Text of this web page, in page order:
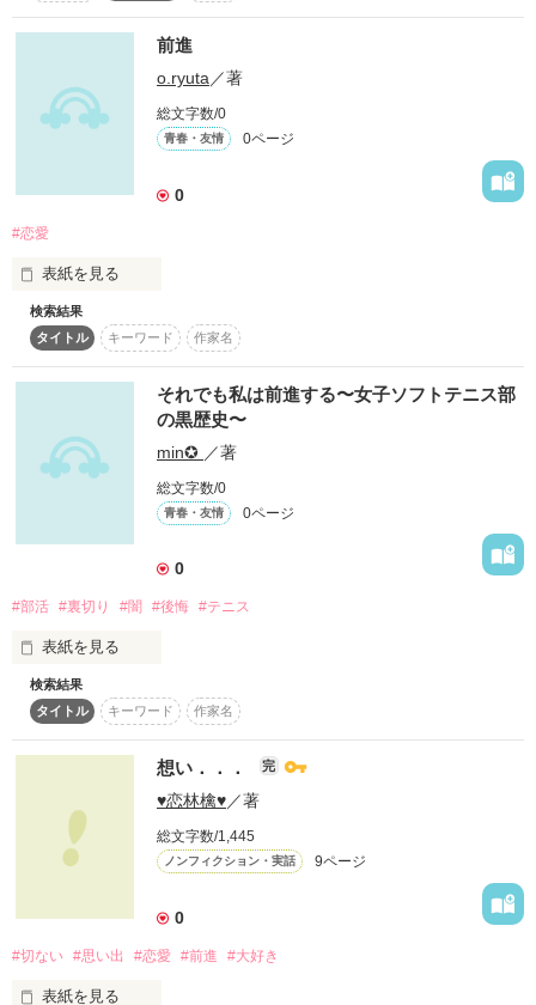
「イタズラか？あぁ？この餓鬼」
どう見てもヤバそうな男です
＊＊＊＊＊＊＊＊＊＊＊＊
×
田中 葵(たなか あおい)
＊＊＊＊＊＊＊＊＊＊＊＊
「さっさわむらさんっ！！」
幸せになりたかったけれど
どうやらあたしは間違えたようで
とても羨ましかった
start→2013*03*03
作品を読む
前進
o.ryuta ／著
総文字数/0
青春・友情 0ページ
0
#恋愛
表紙を見る
毎日が抜けてた。暇だった。
楽しい事を探してた。
俺の人生は後悔だらけなのかもしれない...。
作品を読む
検索結果
タイトル
キーワード 作家名
それでも私は前進する〜女子ソフトテニス部
の黒歴史〜
min✪ ／著
総文字数/0
青春・友情 0ページ
0
#部活 #裏切り #闇 #後悔 #テニス
表紙を見る
未編集
作品を読む
検索結果
タイトル
キーワード 作家名
想い．．． 完
♥恋林檎♥／著
総文字数/1,445
ノンフィクション・実話 9ページ
0
#切ない #思い出 #恋愛 #前進 #大好き
表紙を見る